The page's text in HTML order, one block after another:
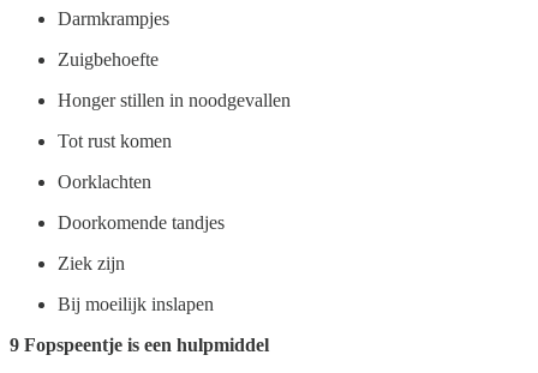
Darmkrampjes
Zuigbehoefte
Honger stillen in noodgevallen
Tot rust komen
Oorklachten
Doorkomende tandjes
Ziek zijn
Bij moeilijk inslapen
9 Fopspeentje is een hulpmiddel